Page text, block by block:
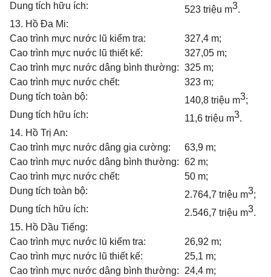
Dung tích hữu ích:
523 triệu m3.
13. Hồ Đa Mi:
Cao trình mực nước lũ kiểm tra:
327,4 m;
Cao trình mực nước lũ thiết kế:
327,05 m;
Cao trình mực nước dâng bình thường: 325 m;
Cao trình mực nước chết:
323 m;
Dung tích toàn bộ:
140,8 triệu m3;
Dung tích hữu ích:
11,6 triệu m3.
14. Hồ Trị An:
Cao trình mực nước dâng gia cường:
63,9 m;
Cao trình mực nước dâng bình thường: 62 m;
Cao trình mực nước chết:
50 m;
Dung tích toàn bộ:
2.764,7 triệu m3;
Dung tích hữu ích:
2.546,7 triệu m3.
15. Hồ Dầu Tiếng:
Cao trình mực nước lũ kiểm tra:
26,92 m;
Cao trình mực nước lũ thiết kế:
25,1 m;
Cao trình mực nước dâng bình thường:
24,4 m;